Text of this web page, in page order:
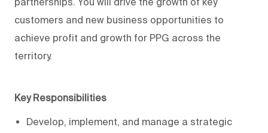
customers and new business opportunities to
achieve profit and growth for PPG across the
territory.
Key Responsibilities
Develop, implement, and manage a strategic